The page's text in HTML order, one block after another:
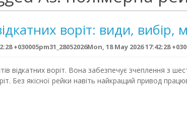
воріт: види, вибір,
+030005pm31_28052026Mon, 18 May 2026 17:42:28
відкатних воріт. Вона забезпечує зчеплення з
Без якісної рейки навіть найкращий привод